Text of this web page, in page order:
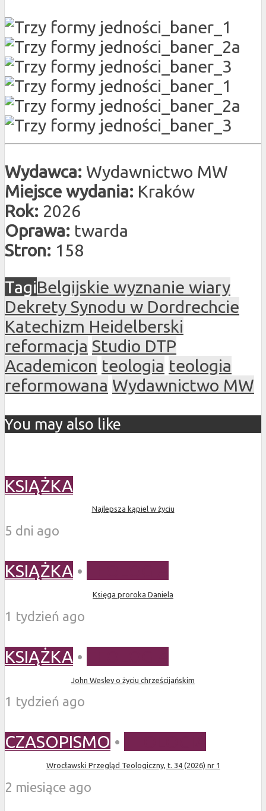
Wydawca: Wydawnictwo MW
Miejsce wydania: Kraków
Rok: 2026
Oprawa: twarda
Stron: 158
TagiBelgijskie wyznanie wiary
Dekrety Synodu w Dordrechcie
Katechizm Heidelberski
reformacja Studio DTP
Academicon teologia teologia
reformowana Wydawnictwo MW
You may also like
KSIĄŻKA
Najlepsza kąpiel w życiu
5 dni ago
KSIĄŻKA •
Księga proroka Daniela
1 tydzień ago
KSIĄŻKA •
John Wesley o życiu chrześcijańskim
1 tydzień ago
CZASOPISMO •
Wrocławski Przegląd Teologiczny, t. 34 (2026) nr 1
2 miesiące ago